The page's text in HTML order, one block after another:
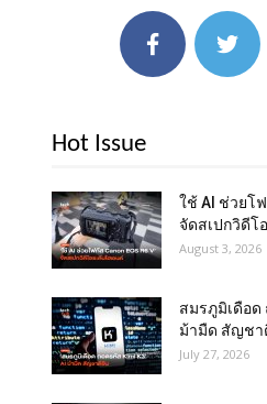
Hot Issue
ใช้ AI ช่วยโฟ
จัดสเปกวิดีโ
August 3, 2026
สมรภูมิเดือด
ม้ามืด สัญชา
July 27, 2026